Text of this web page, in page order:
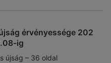
érvényessége 202
ig
újság – 36 oldal